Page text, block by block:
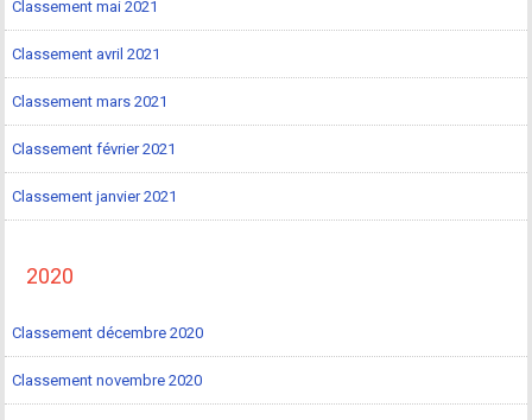
Classement mai 2021
Classement avril 2021
Classement mars 2021
Classement février 2021
Classement janvier 2021
2020
Classement décembre 2020
Classement novembre 2020